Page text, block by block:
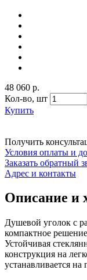
48 060 р.
Кол-во, шт
Купить
Получить
Условия оплаты и
Заказать обратный
Адрес и контакты
Описание и
Душевой уголок с
компактное
Устойчивая
конструкция на
устанавливается